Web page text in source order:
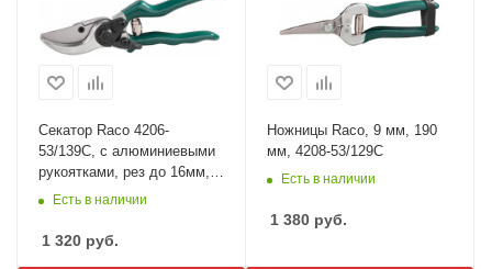
Секатор Raco 4206-
53/139C, с алюминиевыми
рукоятками, рез до 16мм,
210мм
Есть в наличии
1 320 руб.
Ножницы Raco, 9 мм, 190
мм, 4208-53/129C
Есть в наличии
1 380 руб.